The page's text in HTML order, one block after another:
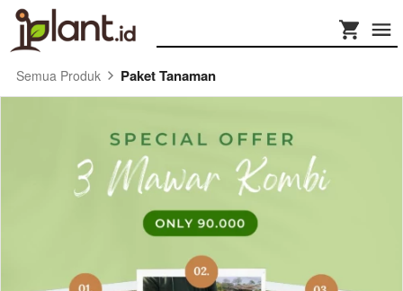
Semua Produk Paket Tanaman